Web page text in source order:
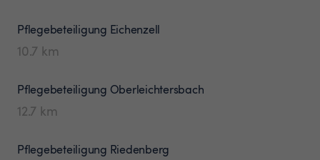
Pflegebeteiligung Eichenzell
10.7 km
Pflegebeteiligung Oberleichtersbach
12.7 km
Pflegebeteiligung Riedenberg